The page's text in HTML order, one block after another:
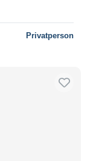
Privatperson